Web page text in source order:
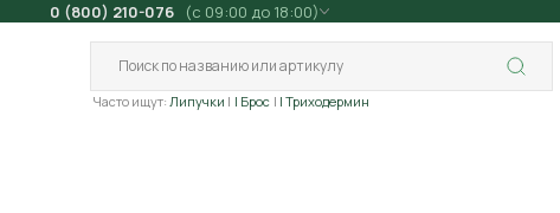
0 (800) 210-076 (с 09:00 до 18:00)
Часто ищут: Липучки | Брос | Триходермин